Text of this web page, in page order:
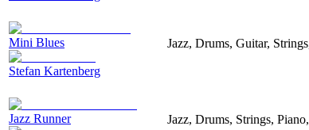
Mini Blues
Stefan Kartenberg
Jazz, Drums, Guitar,
Jazz Runner Jazz, Drums, Strings,